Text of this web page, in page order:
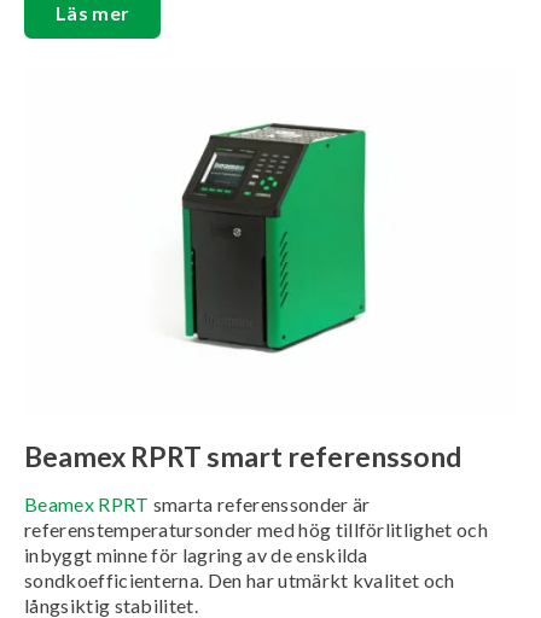
Läs mer
Beamex RPRTsmart referenssond
Beamex RPRT smarta referenssonder är
referenstemperatursonder med hög tillförlitlighet och
inbyggt minne för lagring av de enskilda
sondkoefficienterna. Den har utmärkt kvalitet och
långsiktig stabilitet.